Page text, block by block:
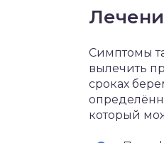
Симптомы
вылечить
сроках
который